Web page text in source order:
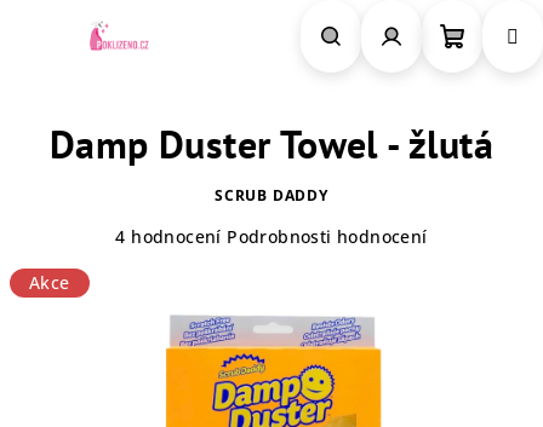
košík
Damp Duster Towel - žlutá
SCRUB DADDY
produktu
4 hodnocení Podrobnosti hodnocení
Akce